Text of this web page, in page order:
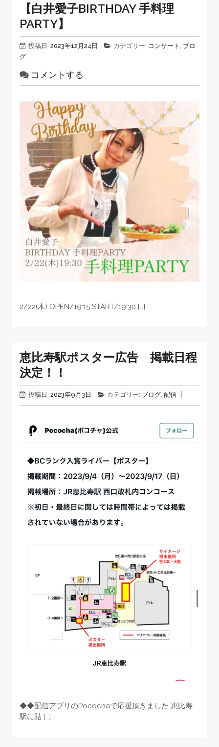
【白井愛子BIRTHDAY 手料理
PARTY】
投稿日: 2023年12月24日 カテゴリー: コンサート
ブロ
グ
コメントする
2/22(木) OPEN/19:15 START/19:30 […]
恵比寿駅ポスター広告 掲載日程
決定！！
投稿日: 2023年9月3日 カテゴリー: ブログ, 配信
◆◆配信アプリのPocochaで応援頂きました 恵比寿
駅に貼 […]